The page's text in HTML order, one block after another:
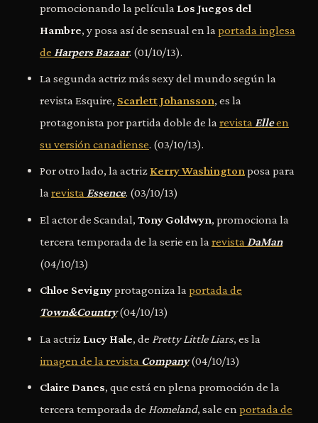
promocionando la película Los Juegos del
Hambre, y posa así de sensual en la portada inglesa
de Harpers Bazaar. (01/10/13).
La segunda actriz más sexy del mundo según la
revista Esquire, Scarlett Johansson, es la
protagonista por partida doble de la revista Elleen
su versión canadiense. (03/10/13).
Por otro lado, la actriz Kerry Washingtonposa para
la revista Essence. (03/10/13)
El actor de Scandal, Tony Goldwyn, promociona la
tercera temporada de la serie en la revista DaMan
(04/10/13)
Chloe Sevignyprotagoniza la portada de
Town&Country(04/10/13)
La actriz Lucy Hale, de Pretty Little Liars, es la
imagen de la revista Company(04/10/13)
Claire Danes, que está en plena promoción de la
tercera temporada de Homeland, sale enportada de